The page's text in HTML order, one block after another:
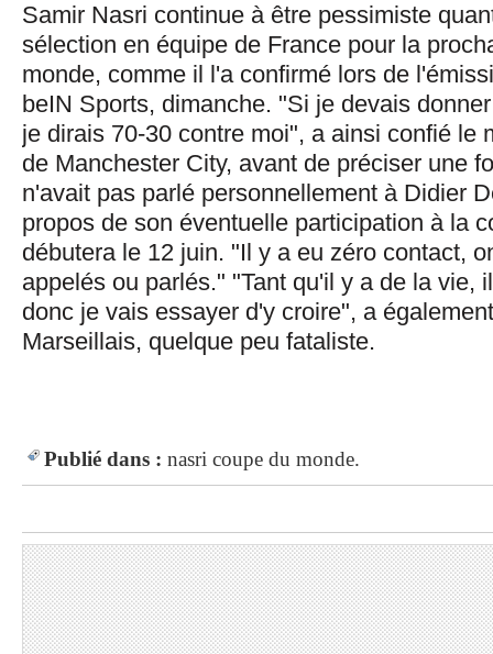
Samir Nasri continue à être pessimiste
sélection en équipe de France pour la
monde, comme il l'a confirmé lors de
beIN Sports, dimanche. "Si je devais
je dirais 70-30 contre moi", a ainsi confié le
de Manchester City, avant de préciser une
n'avait pas parlé personnellement à Didier
propos de son éventuelle participation à la
débutera le 12 juin. "Il y a eu zéro contact,
appelés ou parlés." "Tant qu'il y a de la vie,
donc je vais essayer d'y croire", a
Marseillais, quelque peu fataliste.
Publié dans : nasri coupe du monde.